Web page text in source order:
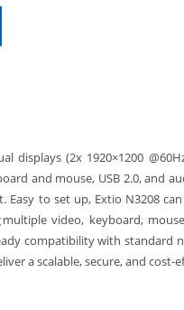
displays (2x 1920×1200
and mouse, USB 2.0, and
Easy to set up, Extio N3208
video, keyboard,
compatibility with standard
a scalable, secure, and cost-